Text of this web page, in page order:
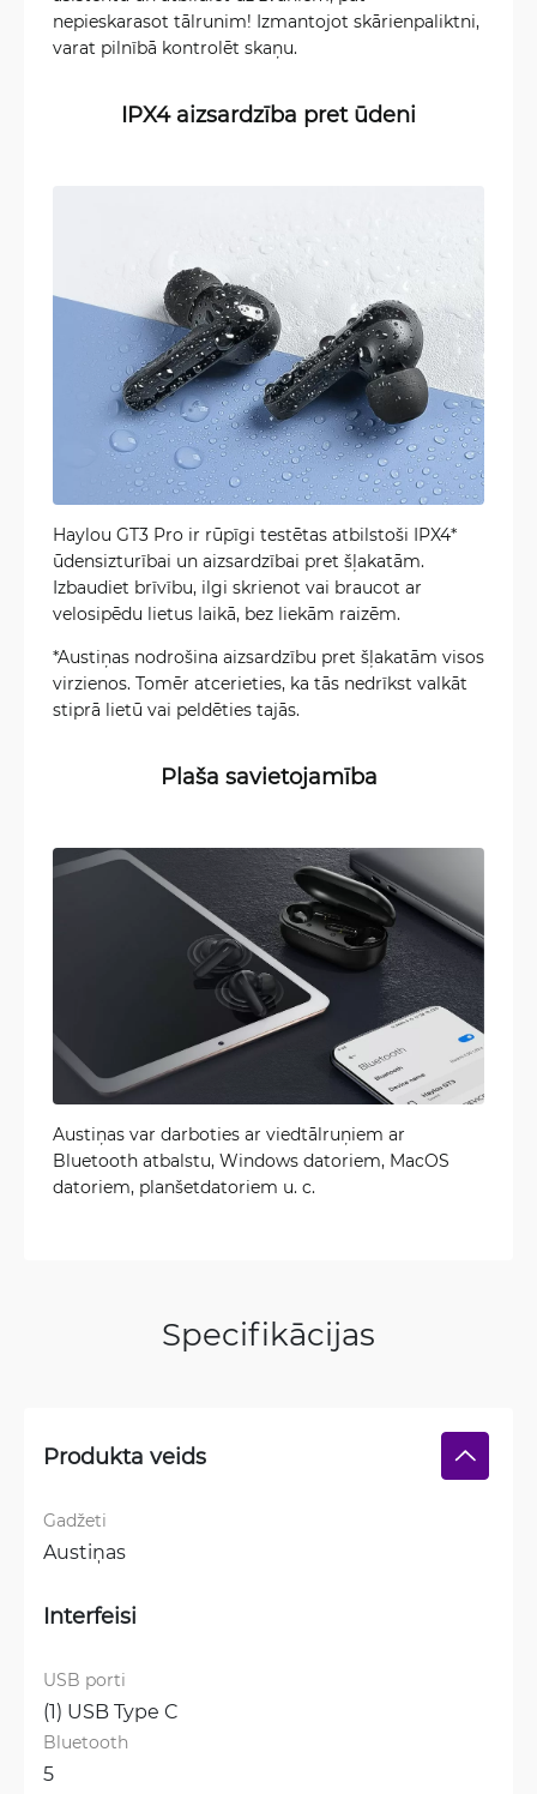
nepieskarasot tālrunim! Izmantojot skārienpaliktni,
varat pilnībā kontrolēt skaņu.
IPX4 aizsardzība pret ūdeni
Haylou GT3 Pro ir rūpīgi testētas atbilstoši IPX4*
ūdensizturībai un aizsardzībai pret šļakatām.
Izbaudiet brīvību, ilgi skrienot vai braucot ar
velosipēdu lietus laikā, bez liekām raizēm.
*Austiņas nodrošina aizsardzību pret šļakatām visos
virzienos. Tomēr atcerieties, ka tās nedrīkst valkāt
stiprā lietū vai peldēties tajās.
Plaša savietojamība
Austiņas var darboties ar viedtālruņiem ar
Bluetooth atbalstu, Windows datoriem, MacOS
datoriem, planšetdatoriem u. c.
Specifikācijas
Produkta veids
Gadžeti
Austiņas
Interfeisi
USB porti
(1) USB Type C
Bluetooth
5